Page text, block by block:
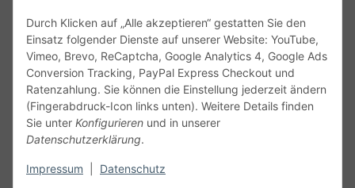
Durch Klicken auf „Alle akzeptieren“ gestatten Sie den
Einsatz folgender Dienste auf unserer Website: YouTube,
Vimeo, Brevo, ReCaptcha, Google Analytics 4, Google Ads
Conversion Tracking, PayPal Express Checkout und
Ratenzahlung. Sie können die Einstellung jederzeit ändern
(Fingerabdruck-Icon links unten). Weitere Details finden
Sie unter Konfigurieren und in unserer
Datenschutzerklärung.
Impressum Datenschutz
Service
Gesetzliche Informationen
Alle technischen Angaben ohne Gewähr. Irrtümer und fehlerhafte
Angaben vorbehalten. Wenn Sie Datenblätter oder spezielle
unseren Kundenservice. Abbildungen der Artikel können